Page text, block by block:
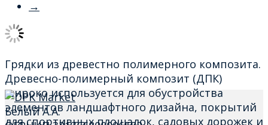
→
Грядки из древестно полимерного композита.
Древесно-полимерный композит (ДПК)
широко используется для обустройства
элементов ландшафтного дизайна, покрытий
для спортивных площадок, садовых дорожек и
Белый А.А.